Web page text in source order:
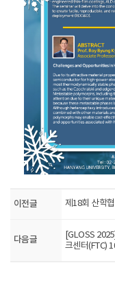
이전글 제18회 산학
다음글
[GLOSS
크센터(FTC)